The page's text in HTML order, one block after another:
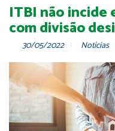
ITBI não incide
com divisão
30/05/2022 Notícias